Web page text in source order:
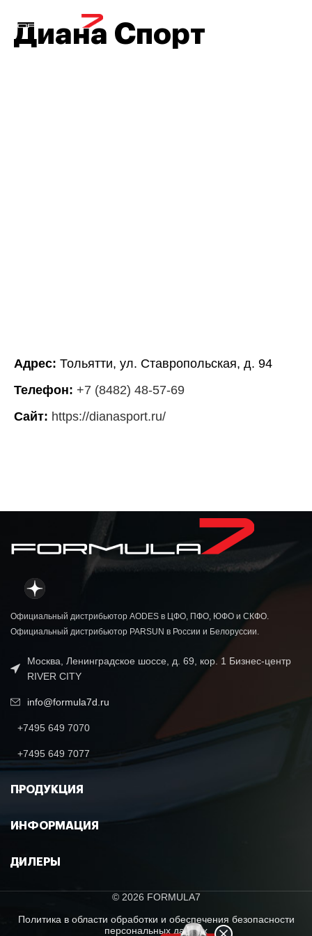
Диана Спорт
Адрес: Тольятти, ул. Ставропольская, д. 94
Телефон: +7 (8482) 48-57-69
Сайт: https://dianasport.ru/
Официальный дистрибьютор AODES в ЦФО, ПФО, ЮФО и СКФО.
Официальный дистрибьютор PARSUN в России и Белоруссии.
Москва, Ленинградское шоссе, д. 69, кор. 1 Бизнес-центр
RIVER CITY
info@formula7d.ru
+7495 649 7070
+7495 649 7077
ПРОДУКЦИЯ
ИНФОРМАЦИЯ
ДИЛЕРЫ
© 2026 FORMULA7
Политика в области обработки и обеспечения безопасности
персональных данных